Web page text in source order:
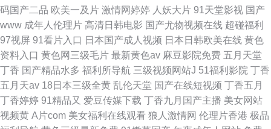
码国产二品 欧美一及片 激情网婷婷 人妖大片 91天堂影视 国产
www 成年人伦理片 高清日韩电影 国产尤物视频在线 超碰福利
97视屏 91看片入口 日本国产成人视频 日本日韩欧美在线 黄色
资料入口 黄色网三级毛片 最新黄色av 麻豆影院免费 五月天堂
丁香 国产精品水多 福利所导航 三级视频网站J 51福利影院 丁香
五月天av 18日本三级全黄 乱伦天堂 国产在线短视频 丁香五月
丁香婷婷 91精品又 爱豆传媒下载 丁香九月国产主播 美女网站
视频黄 A片com 美女福利在线观看 狼人激情网 伦理片香港 极品